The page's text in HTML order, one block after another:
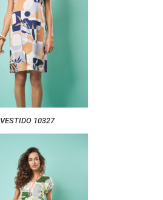
VESTIDO 10327